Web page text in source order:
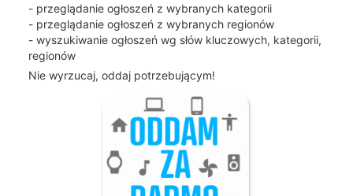
- przeglądanie ogłoszeń z wybranych kategorii
- przeglądanie ogłoszeń z wybranych regionów
- wyszukiwanie ogłoszeń wg słów kluczowych, kategorii,
regionów
Nie wyrzucaj, oddaj potrzebującym!